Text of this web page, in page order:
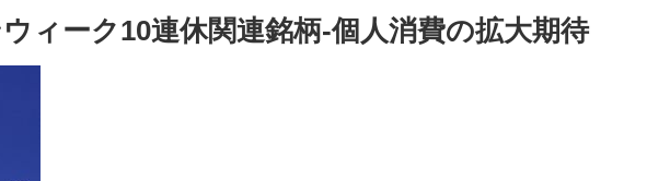
ィーク10連休関連銘柄-個人消費の拡大期待